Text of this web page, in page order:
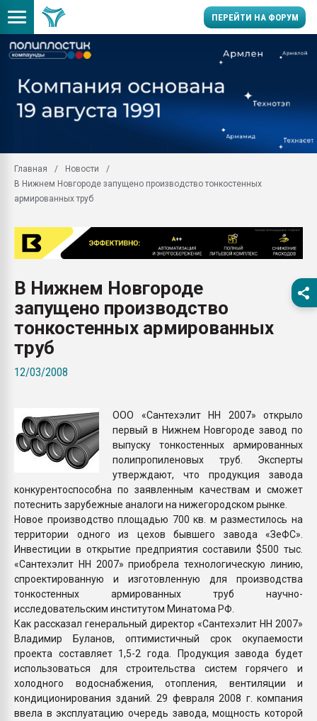
ПЕРЕЙТИ НА ФОРУМ
Вакуум-формовочные
28.07.2026
Всё, что касается
бутылок
вакуумного
Продам отходы
поликарбоната и АБС-
Armaloy PC/ABS-1IM
Главная
Новости
В Нижнем Новгороде запущено производство тонкостенных
армированных труб
В Нижнем Новгороде
запущено производство
тонкостенных армированных
труб
12/03/2008
ООО «Сантехэлит НН 2007» открыло
первый в Нижнем Новгороде завод по
выпуску тонкостенных армированных
полипропиленовых труб. Эксперты
утверждают, что продукция завода
конкурентоспособна по заявленным качествам и сможет
потеснить зарубежные аналоги на нижегородском рынке.
Новое производство площадью 700 кв. м разместилось на
территории одного из цехов бывшего завода «ЗеФС».
Инвестиции в открытие предприятия составили $500 тыс.
«Сантехэлит НН 2007» приобрела технологическую линию,
спроектированную и изготовленную для производства
тонкостенных армированных труб научно-
исследовательским институтом Минатома РФ.
Как рассказал генеральный директор «Сантехэлит НН 2007»
Владимир Буланов, оптимистичный срок окупаемости
проекта составляет 1,5-2 года. Продукция завода будет
использоваться для строительства систем горячего и
холодного водоснабжения, отопления, вентиляции и
кондиционирования зданий. 29 февраля 2008 г. компания
ввела в эксплуатацию очередь завода, мощность которой